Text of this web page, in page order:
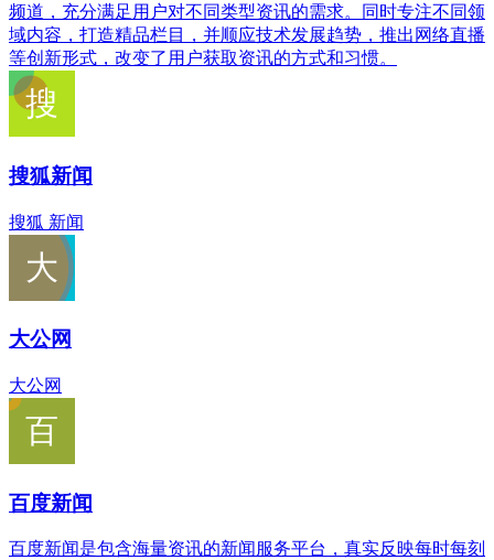
频道，充分满足用户对不同类型资讯的需求。同时专注不同领
域内容，打造精品栏目，并顺应技术发展趋势，推出网络直播
等创新形式，改变了用户获取资讯的方式和习惯。
搜狐新闻
搜狐 新闻
大公网
大公网
百度新闻
百度新闻是包含海量资讯的新闻服务平台，真实反映每时每刻